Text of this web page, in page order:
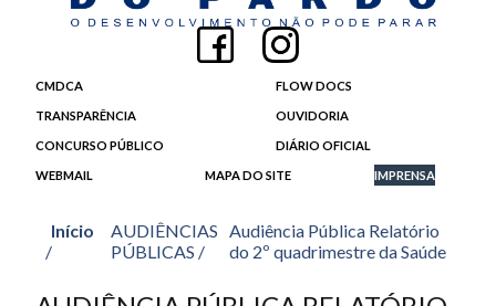
CMDCA FLOW DOCS
TRANSPARÊNCIA OUVIDORIA
CONCURSO PÚBLICO DIÁRIO OFICIAL
WEBMAIL MAPA DO SITE IMPRENSA
Início
/
AUDIÊNCIAS
PÚBLICAS /
Audiência Pública Relatório
do 2º quadrimestre da Saúde